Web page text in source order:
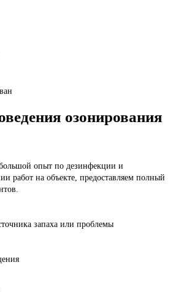
озонирования
опыт по дезинфекции и
работ на объекте, предоставляем полный
запаха или проблемы